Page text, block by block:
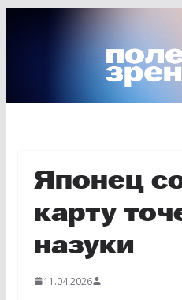
Японец
карту
назуки
11.04.2026